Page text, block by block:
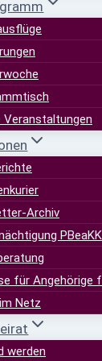
Veranstaltungen
Archiv
PBeaKK
für Angehörige
Netz
werden